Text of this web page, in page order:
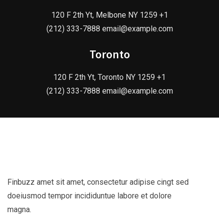
120 F 2th Yt, Melbone NY 1259 +1
(212) 333-7888 email@example.com
Toronto
120 F 2th Yt, Toronto NY 1259 +1
(212) 333-7888 email@example.com
Finbuzz amet sit amet, consectetur adipise cingt sed
doeiusmod tempor incididuntue labore et dolore
magna.